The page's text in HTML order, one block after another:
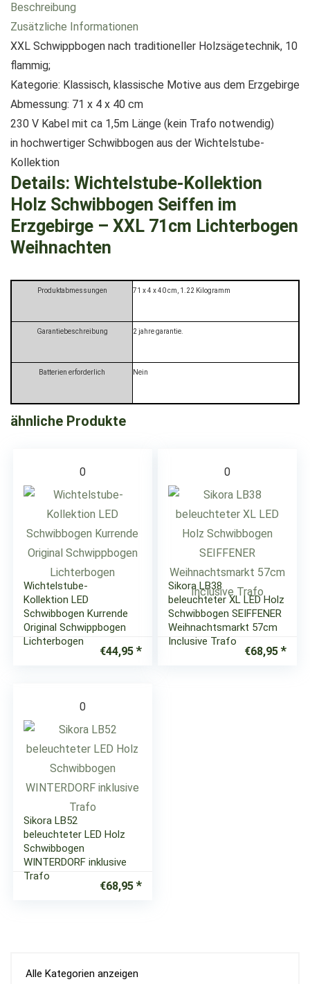
Beschreibung
Zusätzliche Informationen
XXL Schwippbogen nach traditioneller Holzsägetechnik, 10
flammig;
Kategorie: Klassisch, klassische Motive aus dem Erzgebirge
Abmessung: 71 x 4 x 40 cm
230 V Kabel mit ca 1,5m Länge (kein Trafo notwendig)
in hochwertiger Schwibbogen aus der Wichtelstube-
Kollektion
Details: Wichtelstube-Kollektion
Holz Schwibbogen Seiffen im
Erzgebirge – XXL 71cm Lichterbogen
Weihnachten
Produktabmessungen ‎71 x 4 x 40 cm, 1.22 Kilogramm
Garantiebeschreibung ‎2 jahre garantie.
Batterien erforderlich ‎Nein
ähnliche Produkte
0
Wichtelstube-
Kollektion LED
Schwibbogen Kurrende
Original Schwippbogen
Lichterbogen
€44,95
0
Sikora LB38
beleuchteter XL LED Holz
Schwibbogen SEIFFENER
Weihnachtsmarkt 57cm
Inclusive Trafo
€68,95
0
Sikora LB52
beleuchteter LED Holz
Schwibbogen
WINTERDORF inklusive
Trafo
€68,95
Alle Kategorien anzeigen